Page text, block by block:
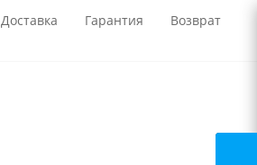
Доставка Гарантия Возврат